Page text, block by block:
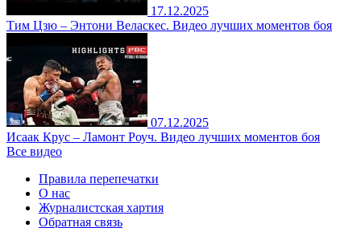
17.12.2025
Тим Цзю – Энтони Веласкес. Видео лучших моментов боя
07.12.2025
Исаак Крус – Ламонт Роуч. Видео лучших моментов боя
Все видео
Правила перепечатки
О нас
Журналистская хартия
Обратная связь